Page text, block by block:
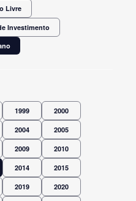
Livre
Investimento
1999 2000
2004 2005
2009 2010
2014 2015
2019 2020